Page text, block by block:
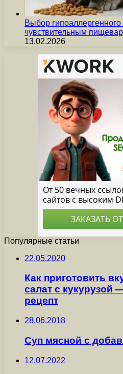
Выбор
чувствительным
13.02.2026
Популярные статьи
22.05.2020
Как приготовить
салат с кукурузой
рецепт
28.06.2018
Суп мясной с
12.07.2022